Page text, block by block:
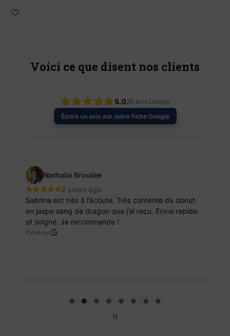
Voici ce que disent nos clients
5.026 avis Google
Écrire un avis sur notre fiche Google
Nathalie Broutee
2 years ago
Sabrina est très à l’écoute. Très contente du donut
en jaspe sang de dragon que j’ai reçu. Envoi rapide
et soigné. Je recommande !
Publié sur